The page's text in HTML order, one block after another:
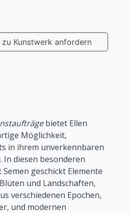
Kunstwerk anfordern
bietet Ellen
Möglichkeit,
in ihrem unverkennbaren
In diesen besonderen
geschickt Elemente
und Landschaften,
verschiedenen Epochen,
und modernen